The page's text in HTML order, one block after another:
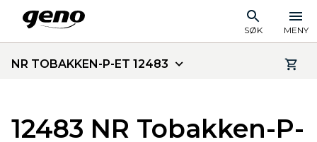
SØK MENY
NR TOBAKKEN-P-ET 12483
12483 NR Tobakken-P-